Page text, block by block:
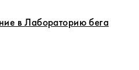
в Лабораторию бега